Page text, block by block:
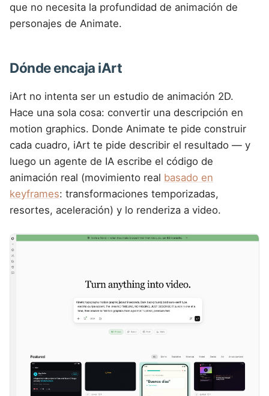
que no necesita la profundidad de animación de
personajes de Animate.
Dónde encaja iArt
iArt no intenta ser un estudio de animación 2D.
Hace una sola cosa: convertir una descripción en
motion graphics. Donde Animate te pide construir
cada cuadro, iArt te pide describir el resultado — y
luego un agente de IA escribe el código de
animación real (movimiento real basado en
keyframes: transformaciones temporizadas,
resortes, aceleración) y lo renderiza a video.